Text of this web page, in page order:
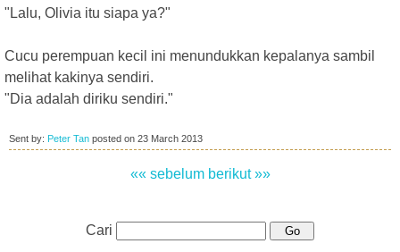
"Lalu, Olivia itu siapa ya?"
Cucu perempuan kecil ini menundukkan kepalanya sambil
melihat kakinya sendiri.
"Dia adalah diriku sendiri."
Sent by: Peter Tan posted on 23 March 2013
«« sebelum berikut »»
Cari